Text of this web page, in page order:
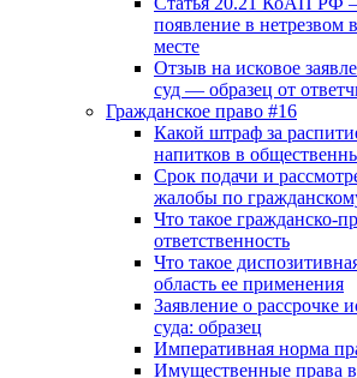
появление в нетрезвом
месте
Отзыв на исковое
суд — образец от
Гражданское право #16
Какой штраф за
напитков в
Срок подачи и
жалобы по
Что такое гражданско-
ответственность
Что такое
область ее применения
Заявление о рассрочке
суда: образец
Императивная норма
Имущественные права